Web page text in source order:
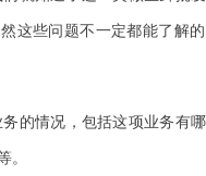
这些问题不一定都能了解
的情况，包括这项业务有
。